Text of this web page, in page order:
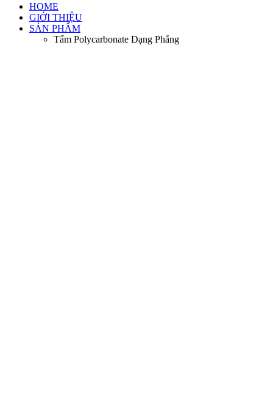
HOME
GIỚI THIỆU
SẢN PHẨM
Tấm Polycarbonate Dạng Phẳng